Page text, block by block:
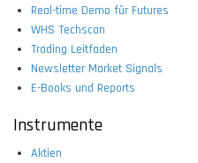
Real-time Demo für Futures
WHS Techscan
Trading Leitfaden
Newsletter Market Signals
E-Books und Reports
Instrumente
Aktien